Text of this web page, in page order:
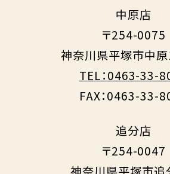
中原店
〒254-0075
神奈川県平塚市中
TEL：0463-33-
FAX：0463-33-
追分店
〒254-0047